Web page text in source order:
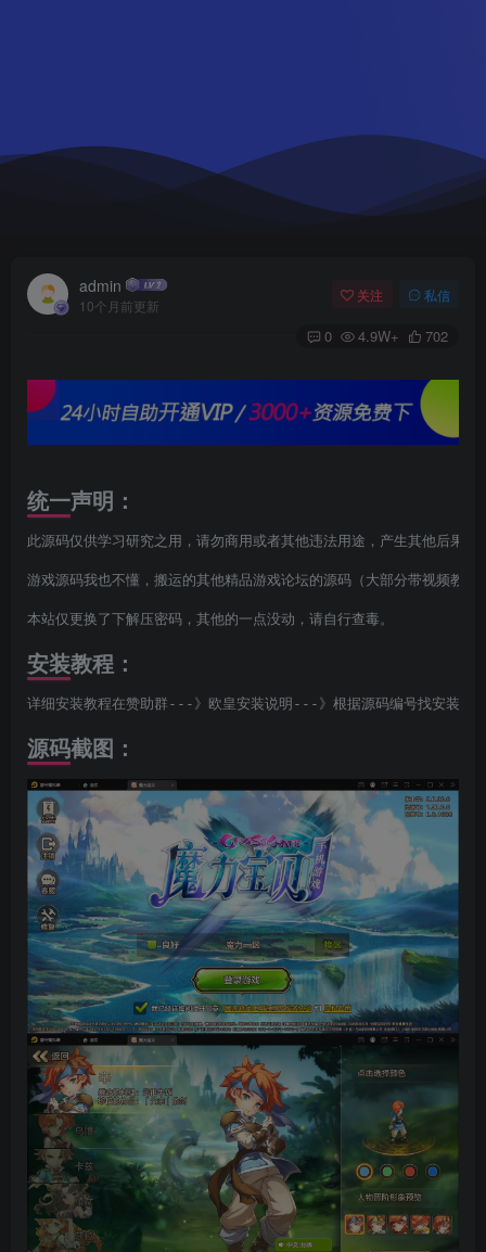
admin
10个月前更新
关注 私信
0 4.9W+ 702
统一声明：
此源码仅供学习研究之用，请勿商用或者其他违法用途，产生其他后果与
游戏源码我也不懂，搬运的其他精品游戏论坛的源码（大部分带视频教程
本站仅更换了下解压密码，其他的一点没动，请自行查毒。
安装教程：
详细安装教程在赞助群---》欧皇安装说明---》根据源码编号找安装说
源码截图：